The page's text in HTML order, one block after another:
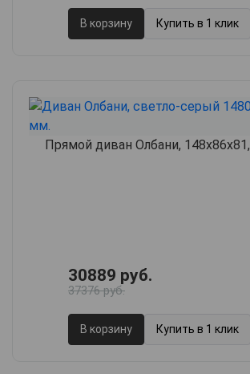
В корзину Купить в 1 клик
Прямой диван Олбани, 148х86х81,
30889 руб.
37376 руб.
В корзину Купить в 1 клик